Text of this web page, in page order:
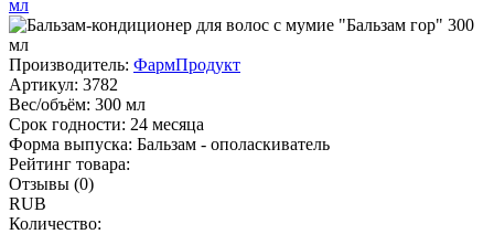
Производитель: ФармПродукт
Артикул: 3782
Вес/объём: 300 мл
Срок годности: 24 месяца
Форма выпуска: Бальзам - ополаскиватель
Рейтинг товара:
Отзывы (0)
RUB
Количество: